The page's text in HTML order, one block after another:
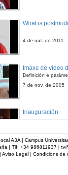
What is
4 de out. de 2011
Imaxe de vídeo
7 de nov. de 2005
Inauguración
A3A | Campus
| Tlf: +34 986811937 |
| Aviso Legal| Condicións de